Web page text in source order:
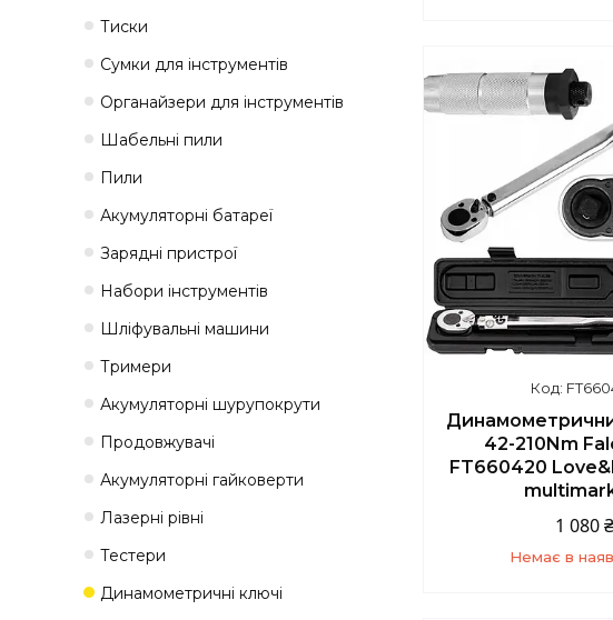
+380 (67)
42-210Nm
FT660420
1 080 ₴
Немає в
Тиски
Сумки для інструментів
Органайзери для інструментів
Шабельні пили
Пили
Акумуляторні батареї
Зарядні пристрої
Набори інструментів
Шліфувальні машини
Тримери
Акумуляторні шурупокрути
Продовжувачі
Акумуляторні гайковерти
Лазерні рівні
Тестери
Динамометричні ключі